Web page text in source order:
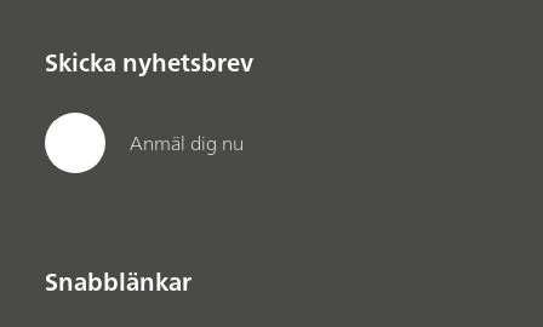
Skicka nyhetsbrev
Anmäl dig nu
Snabblänkar